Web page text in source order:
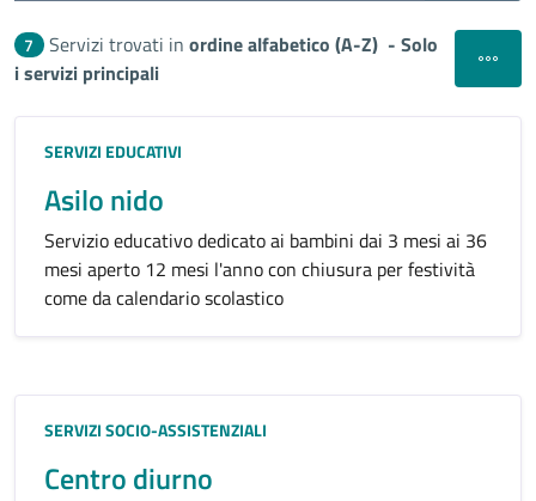
7 Servizi trovati in ordine alfabetico (A-Z) - Solo
i servizi principali
Apri
Categoria:
SERVIZI EDUCATIVI
Asilo nido
Servizio educativo dedicato ai bambini dai 3 mesi ai 36
mesi aperto 12 mesi l'anno con chiusura per festività
come da calendario scolastico
Categoria:
SERVIZI SOCIO-ASSISTENZIALI
Centro diurno